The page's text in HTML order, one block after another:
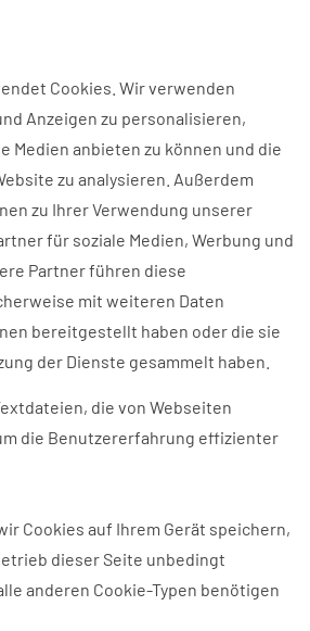
Cookies. Wir verwenden
Anzeigen zu personalisieren,
Medien anbieten zu können und die
zu analysieren. Außerdem
zu Ihrer Verwendung unserer
für soziale Medien, Werbung und
Partner führen diese
mit weiteren Daten
bereitgestellt haben oder die sie
der Dienste gesammelt haben.
die von Webseiten
die Benutzererfahrung effizienter
Cookies auf Ihrem Gerät speichern,
dieser Seite unbedingt
anderen Cookie-Typen benötigen